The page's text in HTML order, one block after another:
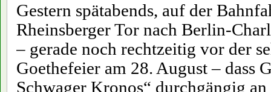
Gestern spätabends, auf der
Rheinsberger Tor nach Berlin-
– gerade noch rechtzeitig vor der
Goethefeier am 28. August – dass
Schwager Kronos“ durchgängig